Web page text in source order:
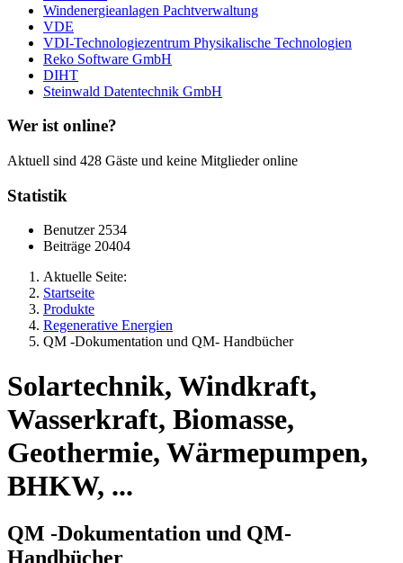
Windenergieanlagen Pachtverwaltung
VDE
VDI-Technologiezentrum Physikalische Technologien
Reko Software GmbH
DIHT
Steinwald Datentechnik GmbH
Wer ist online?
Aktuell sind 428 Gäste und keine Mitglieder online
Statistik
Benutzer2534
Beiträge 20404
Aktuelle Seite:
Startseite
Produkte
Regenerative Energien
QM -Dokumentation und QM- Handbücher
Solartechnik, Windkraft,
Wasserkraft, Biomasse,
Geothermie, Wärmepumpen,
BHKW, ...
QM -Dokumentation und QM-
Handbücher